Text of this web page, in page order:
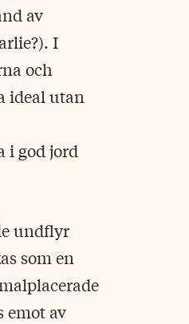
av
I
och
ideal utan
i god jord
undflyr
som en
emot av